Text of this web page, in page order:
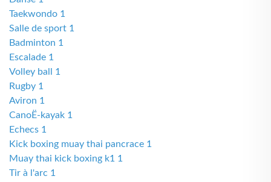
Taekwondo 1
Salle de sport 1
Badminton 1
Escalade 1
Volley ball 1
Rugby 1
Aviron 1
CanoË-kayak 1
Echecs 1
Kick boxing muay thai pancrace 1
Muay thai kick boxing k1 1
Tir à l'arc 1